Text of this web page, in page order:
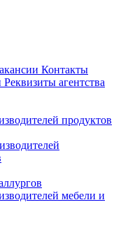
Контакты
Реквизиты агентства
продуктов
мебели и